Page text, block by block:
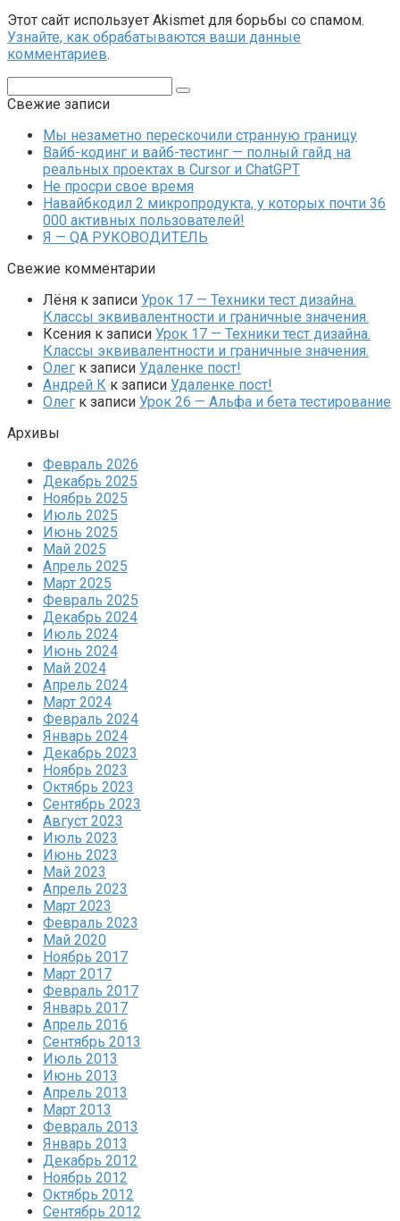
Этот сайт использует Akismet для борьбы со спамом.
Узнайте, как обрабатываются ваши данные
комментариев.
Свежие записи
Мы незаметно перескочили странную границу
Вайб-кодинг и вайб-тестинг — полный гайд на
реальных проектах в Cursor и ChatGPT
Не просри свое время
Навайбкодил 2 микропродукта, у которых почти 36
000 активных пользователей!
Я — QA РУКОВОДИТЕЛЬ
Свежие комментарии
Лёня к записи Урок 17 — Техники тест дизайна.
Классы эквивалентности и граничные значения.
Ксения к записи Урок 17 — Техники тест дизайна.
Классы эквивалентности и граничные значения.
Олег к записи Удаленке пост!
Андрей К к записи Удаленке пост!
Олег к записи Урок 26 — Альфа и бета тестирование
Архивы
Февраль 2026
Декабрь 2025
Ноябрь 2025
Июль 2025
Июнь 2025
Май 2025
Апрель 2025
Март 2025
Февраль 2025
Декабрь 2024
Июль 2024
Июнь 2024
Май 2024
Апрель 2024
Март 2024
Февраль 2024
Январь 2024
Декабрь 2023
Ноябрь 2023
Октябрь 2023
Сентябрь 2023
Август 2023
Июль 2023
Июнь 2023
Май 2023
Апрель 2023
Март 2023
Февраль 2023
Май 2020
Ноябрь 2017
Март 2017
Февраль 2017
Январь 2017
Апрель 2016
Сентябрь 2013
Июль 2013
Июнь 2013
Апрель 2013
Март 2013
Февраль 2013
Январь 2013
Декабрь 2012
Ноябрь 2012
Октябрь 2012
Сентябрь 2012